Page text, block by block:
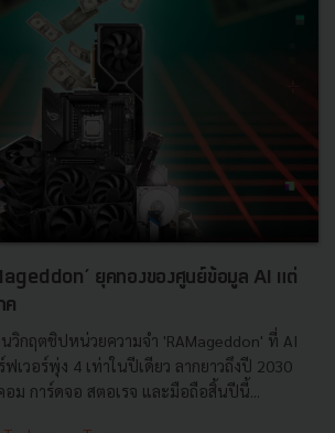
ยุคทองของศูนย์ข้อมูล AI แต่
ค
วิกฤตชิปหน่วยความจำ 'RAMageddon' ที่ AI
เวอร์พุ่ง 4 เท่าในปีเดียว ลากยาวถึงปี 2030
ม การ์ดจอ สตอเรจ และมือถือสิ้นปีนี้...